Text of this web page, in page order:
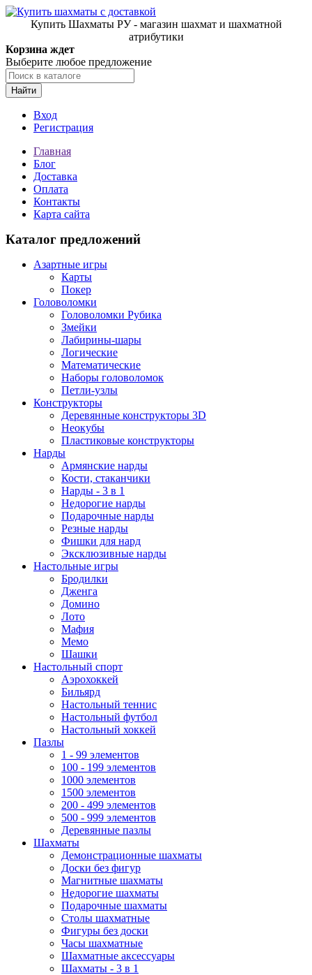
Купить Шахматы РУ - магазин шахмат и шахматной
атрибутики
Корзина ждет
Выберите любое предложение
Найти
Вход
Регистрация
Главная
Блог
Доставка
Оплата
Контакты
Карта сайта
Каталог предложений
Азартные игры
Карты
Покер
Головоломки
Головоломки Рубика
Змейки
Лабирины-шары
Логические
Математические
Наборы головоломок
Петли-узлы
Конструкторы
Деревянные конструкторы 3D
Неокубы
Пластиковые конструкторы
Нарды
Армянские нарды
Кости, стаканчики
Нарды - 3 в 1
Недорогие нарды
Подарочные нарды
Резные нарды
Фишки для нард
Эксклюзивные нарды
Настольные игры
Бродилки
Дженга
Домино
Лото
Мафия
Мемо
Шашки
Настольный спорт
Аэрохоккей
Бильярд
Настольный теннис
Настольный футбол
Настольный хоккей
Пазлы
1 - 99 элементов
100 - 199 элементов
1000 элементов
1500 элементов
200 - 499 элементов
500 - 999 элементов
Деревянные пазлы
Шахматы
Демонстрационные шахматы
Доски без фигур
Магнитные шахматы
Недорогие шахматы
Подарочные шахматы
Столы шахматные
Фигуры без доски
Часы шахматные
Шахматные аксессуары
Шахматы - 3 в 1